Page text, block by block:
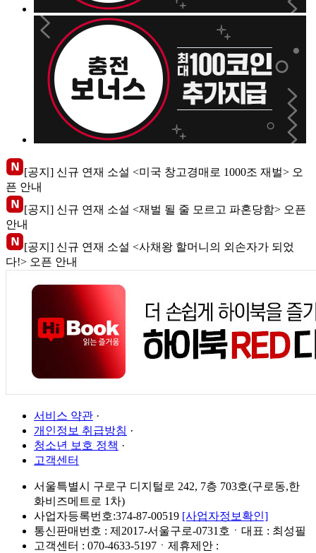
[공지] 신규 연재 소설 <미국 창고경매로 1000조 재벌> 오
픈 안내
[공지] 신규 연재 소설 <재벌 될 줄 모르고 파혼당함> 오픈
안내
[공지] 신규 연재 소설 <사채왕 할머니의 외손자가 되었
다!> 오픈 안내
서비스 약관 ·
개인정보 취급방침 ·
청소년 보호 정책 ·
고객센터
서울특별시 구로구 디지털로 242, 7층 703호(구로동,한
화비즈메트로 1차)
사업자등록번호:374-87-00519 [사업자정보확인]
통신판매번호 : 제2017-서울구로-0731호ㆍ대표 : 최성필
고객센터 : 070-4633-5197ㆍ제휴제안 :